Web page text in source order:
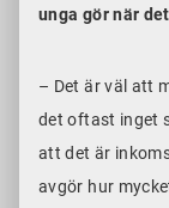
unga gör när
– Det är väl att
det oftast inget
att det är
avgör hur